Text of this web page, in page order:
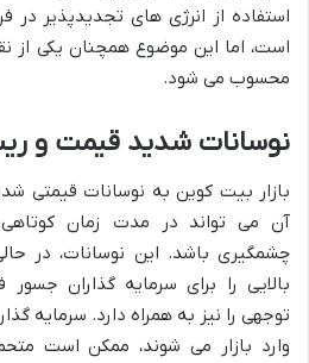
استفاده از انرژی های تجدیدپذیر در
است، اما این موضوع همچنان یکی
محسوب می شود.
نوسانات شدید قیمت و
بازار بیت کوین به نوسانات قیمتی
آن می تواند در مدت زمان
چشمگیری باشد. این نوسانات، در
بالایی را برای سرمایه گذاران
توجهی را نیز به همراه دارد. سرمایه
وارد بازار می شوند، ممکن است